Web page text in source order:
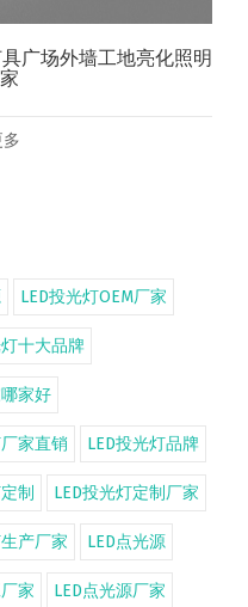
广场外墙工地亮化照明
LED投光灯OEM厂家
十大品牌
家好
家直销 LED投光灯品牌
制 LED投光灯定制厂家
产厂家 LED点光源
家 LED点光源厂家